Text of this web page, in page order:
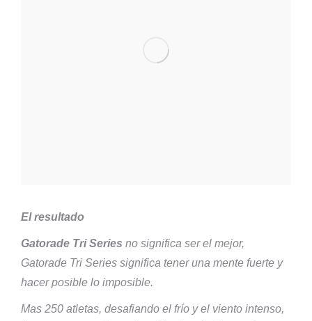
El resultado
Gatorade Tri Series no significa ser el mejor,
Gatorade Tri Series significa tener una mente fuerte y
hacer posible lo imposible.
Mas 250 atletas, desafiando el frío y el viento intenso,